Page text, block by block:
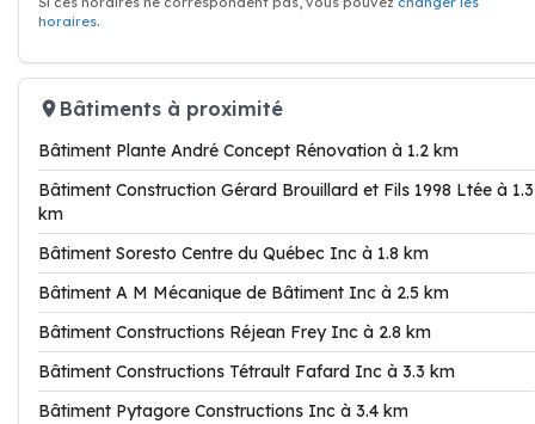
horaires.
Bâtiments à proximité
Bâtiment Plante André Concept Rénovation à 1.2 km
Bâtiment Construction Gérard Brouillard et Fils 1998 Ltée à 1.3
km
Bâtiment Soresto Centre du Québec Inc à 1.8 km
Bâtiment A M Mécanique de Bâtiment Inc à 2.5 km
Bâtiment Constructions Réjean Frey Inc à 2.8 km
Bâtiment Constructions Tétrault Fafard Inc à 3.3 km
Bâtiment Pytagore Constructions Inc à 3.4 km